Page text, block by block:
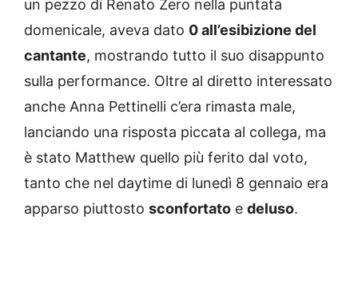
domenicale, aveva dato 0 all’esibizione del
cantante
, mostrando tutto il suo disappunto
sulla performance. Oltre al diretto interessato
anche Anna Pettinelli c’era rimasta male,
lanciando una risposta piccata al collega, ma
è stato Matthew quello più ferito dal voto,
tanto che nel daytime di lunedì 8 gennaio era
apparso piuttosto
sconfortato deluso